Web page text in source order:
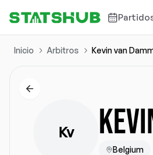
Inicio Arbitros Kevin van
Kv
Belgium